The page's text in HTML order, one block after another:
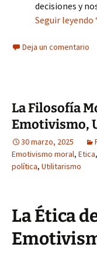
decisiones y
Seguir leyendo
Deja un comentario
La Filosofía
Emotivismo,
30 marzo, 2025
Emotivismo moral, Etica,
política, Utilitarismo
La Ética